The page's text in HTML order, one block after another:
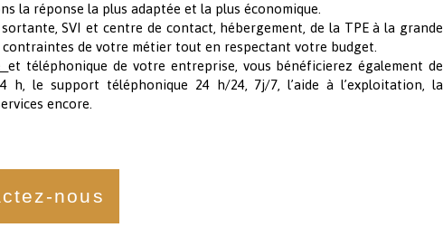
la réponse la plus adaptée et la plus économique.
SVI et centre de contact, hébergement, de la TPE à la grande
de votre métier tout en respectant votre budget.
et téléphonique de votre entreprise, vous bénéficierez également de
h, le support téléphonique 24 h/24, 7j/7, l’aide à l’exploitation, la
encore.
nous